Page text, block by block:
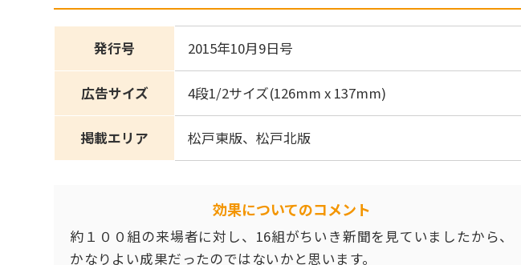
発行号 2015年10月9日号
広告サイズ 4段1/2サイズ(126mm x 137mm)
掲載エリア 松戸東版、松戸北版
効果についてのコメント
約１００組の来場者に対し、16組がちいき新聞を見ていましたから、
かなりよい成果だったのではないかと思います。